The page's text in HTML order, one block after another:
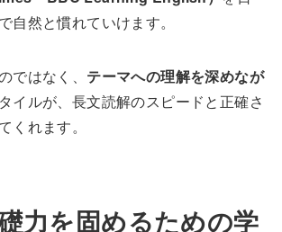
自然と慣れていけます。
ではなく、 テーマへの理解を深めなが
イルが、長文読解のスピードと正確さ
くれます。
力を固めるための学